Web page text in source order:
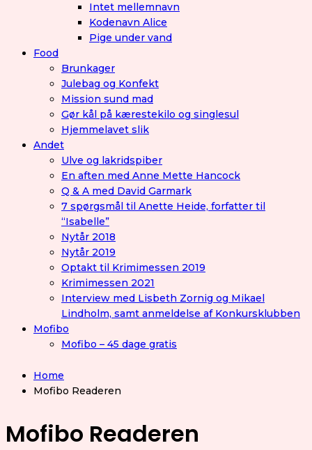
Intet mellemnavn
Kodenavn Alice
Pige under vand
Food
Brunkager
Julebag og Konfekt
Mission sund mad
Gør kål på kærestekilo og singlesul
Hjemmelavet slik
Andet
Ulve og lakridspiber
En aften med Anne Mette Hancock
Q & A med David Garmark
7 spørgsmål til Anette Heide, forfatter til
“Isabelle”
Nytår 2018
Nytår 2019
Optakt til Krimimessen 2019
Krimimessen 2021
Interview med Lisbeth Zornig og Mikael
Lindholm, samt anmeldelse af Konkursklubben
Mofibo
Mofibo – 45 dage gratis
Home
Mofibo Readeren
Mofibo Readeren